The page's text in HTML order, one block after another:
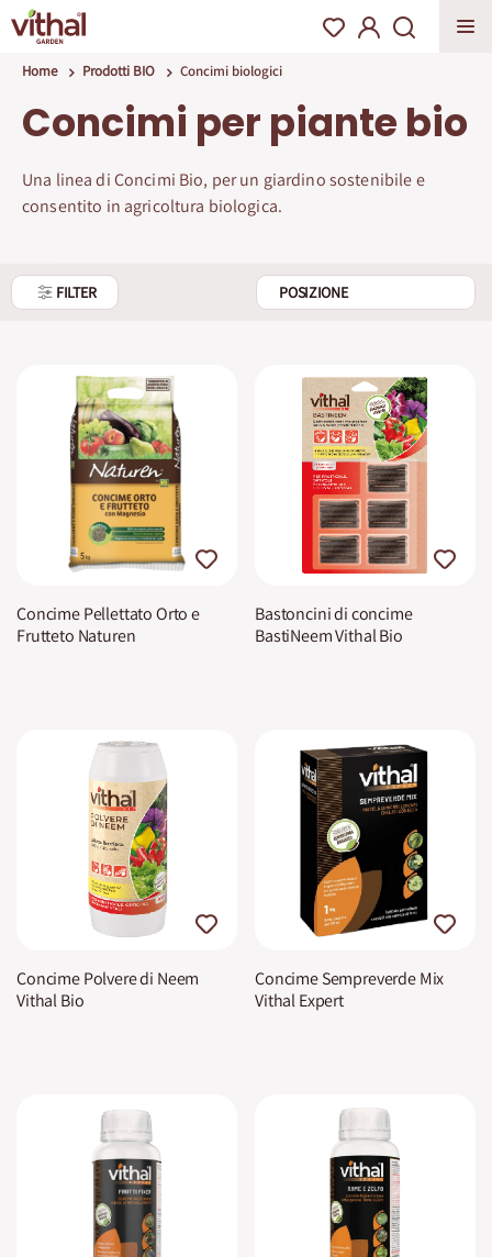
Home Prodotti BIO Concimi biologici
Concimi per piante bio
Una linea di Concimi Bio, per un giardino sostenibile e
consentito in agricoltura biologica.
FILTER
Concime Pellettato Orto e
Frutteto Naturen
Bastoncini di concime
BastiNeem Vithal Bio
Concime Polvere di Neem
Vithal Bio
Concime Sempreverde Mix
Vithal Expert